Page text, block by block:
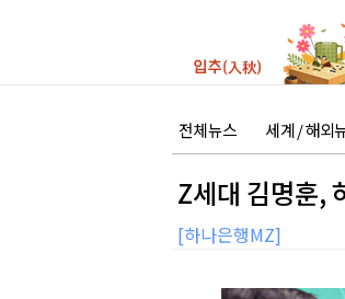
전체뉴스 세계 / 해외
Z세대 김명훈,
[하나은행MZ]